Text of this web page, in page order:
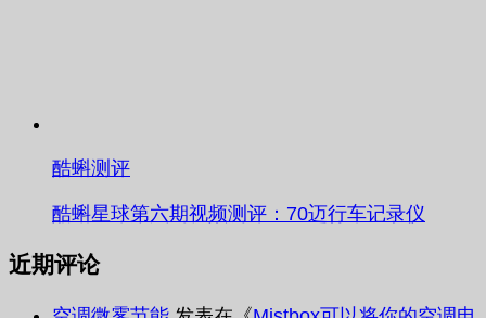
酷蝌测评
酷蝌星球第六期视频测评：70迈行车记录仪
近期评论